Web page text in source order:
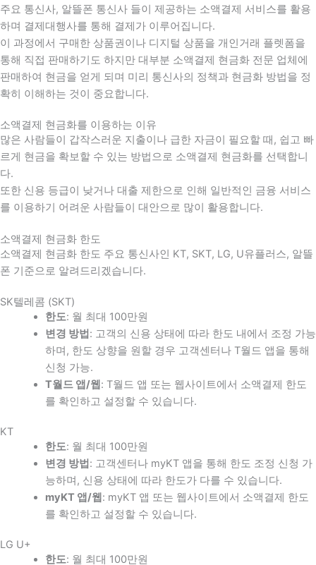
주요 통신사, 알뜰폰 통신사 들이 제공하는 소액결제 서비스를 활용
하며 결제대행사를 통해 결제가 이루어집니다.
이 과정에서 구매한 상품권이나 디지털 상품을 개인거래 플렛폼을
통해 직접 판매하기도 하지만 대부분 소액결제 현금화 전문 업체에
판매하여 현금을 얻게 되며 미리 통신사의 정책과 현금화 방법을 정
확히 이해하는 것이 중요합니다.
소액결제 현금화를 이용하는 이유
많은 사람들이 갑작스러운 지출이나 급한 자금이 필요할 때 , 쉽고 빠
르게 현금을 확보할 수 있는 방법으로 소액결제 현금화를 선택합니
다.
또한 신용 등급이 낮거나 대출 제한으로 인해 일반적인 금융 서비스
를 이용하기 어려운 사람들이 대안으로 많이 활용합니다.
소액결제 현금화 한도
소액결제 현금화 한도 주요 통신사인 KT, SKT, LG, U유플러스, 알뜰
폰 기준으로 알려드리겠습니다.
SK텔레콤 (SKT)
한도: 월 최대 100만원
변경 방법 : 고객의 신용 상태에 따라 한도 내에서 조정 가능
하며, 한도 상향을 원할 경우 고객센터나 T월드 앱을 통해
신청 가능.
T월드 앱/웹 : T월드 앱 또는 웹사이트에서 소액결제 한도
를 확인하고 설정할 수 있습니다.
KT
한도: 월 최대 100만원
변경 방법 : 고객센터나 myKT 앱을 통해 한도 조정 신청 가
능하며, 신용 상태에 따라 한도가 다를 수 있습니다.
myKT 앱/웹 : myKT 앱 또는 웹사이트에서 소액결제 한도
를 확인하고 설정할 수 있습니다.
LG U+
한도: 월 최대 100만원